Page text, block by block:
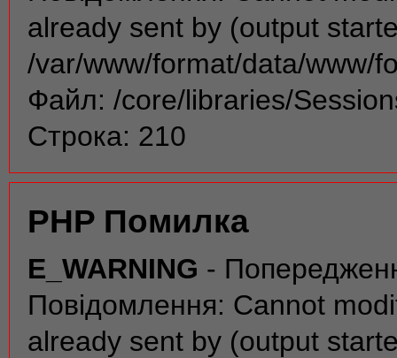
already sent by (output
/var/www/format/data/www/
Файл: /core/libraries/
Строка: 210
PHP Помилка
E_WARNING -
Повідомлення: Cannot
already sent by (output